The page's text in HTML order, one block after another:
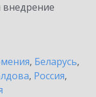
, Беларусь,
, Россия,